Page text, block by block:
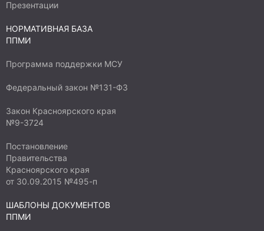
Презентации
НОРМАТИВНАЯ БАЗА
ППМИ
Программа поддержки МСУ
Федеральный закон №131-ФЗ
Закон Красноярского края
№9-3724
Постановление
Правительства
Красноярского края
от 30.09.2015 №495-п
ШАБЛОНЫ ДОКУМЕНТОВ
ППМИ